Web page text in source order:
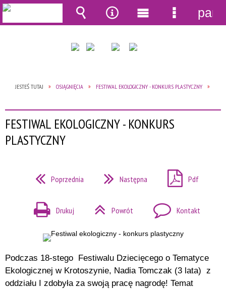
JESTEŚ TUTAJ OSIĄGNIĘCIA FESTIWAL EKOLOGICZNY - KONKURS PLASTYCZNY
FESTIWAL EKOLOGICZNY - KONKURS
PLASTYCZNY
Poprzednia Następna Pdf
Drukuj Powrót Kontakt
Podczas 18-stego Festiwalu Dziecięcego o Tematyce
Ekologicznej w Krotoszynie, Nadia Tomczak (3 lata) z
oddziału I zdobyła za swoją pracę nagrodę! Temat
Wyszukiwarka
Narzędzia
Menu
główne
Menu